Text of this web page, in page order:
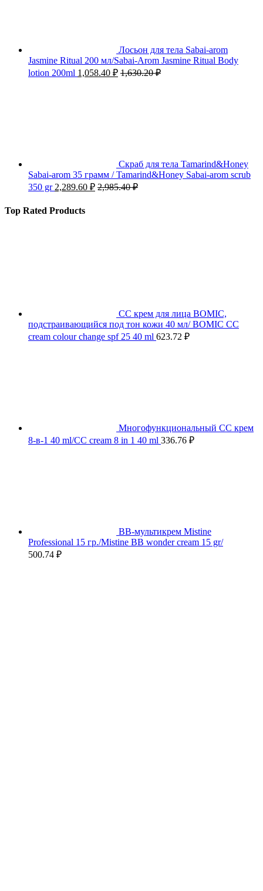
Лосьон для тела Sabai-arom
Jasmine Ritual 200 мл/Sabai-Arom Jasmine Ritual Body
lotion 200ml 1,058.40 ₽ 1,630.20₽
Скраб для тела Tamarind&Honey
Sabai-arom 35 грамм / Tamarind&Honey Sabai-arom scrub
350 gr 2,289.60 ₽ 2,985.40₽
Top Rated Products
СС крем для лица BOMIC,
подстраивающийся под тон кожи 40 мл/ BOMIC CC
cream colour change spf 25 40 ml 623.72 ₽
Многофункциональный СС крем
8-в-1 40 ml/CC cream 8 in 1 40 ml 336.76 ₽
BB-мультикрем Mistine
Professional 15 гр./Mistine BB wonder cream 15 gr/
500.74 ₽